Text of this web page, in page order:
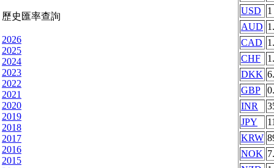
歷史匯率查詢
2026
2025
2024
2023
2022
2021
2020
2019
2018
2017
2016
2015
USD
1
AUD
CAD
CHF
DKK
GBP
INR
JPY
KRW
NOK